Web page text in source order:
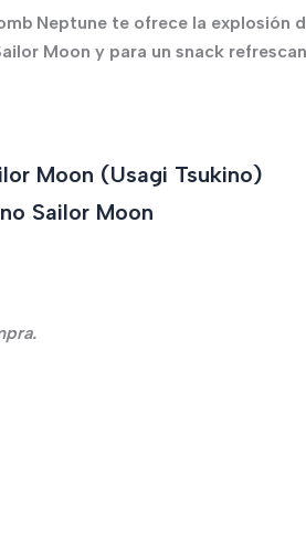
Neptune te ofrece la
Moon y para un snack
Moon (Usagi Tsukino)
Sailor Moon